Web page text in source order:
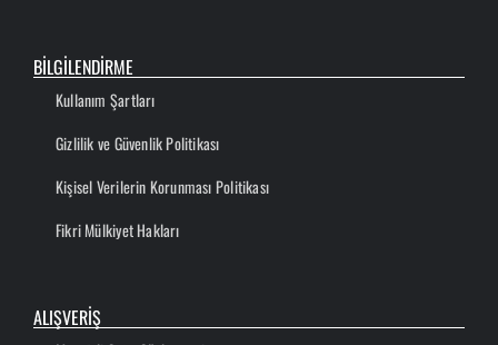
BİLGİLENDİRME
Kullanım Şartları
Gizlilik ve Güvenlik Politikası
Kişisel Verilerin Korunması Politikası
Fikri Mülkiyet Hakları
ALIŞVERİŞ